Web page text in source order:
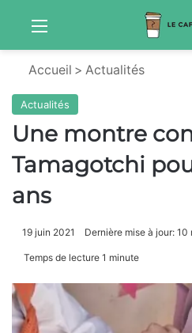
Menu
Accueil > Actualités
Actualités
Une montre
Tamagotchi
ans
19 juin 2021 Dernière mise à jour: 10
Temps de lecture 1 minute